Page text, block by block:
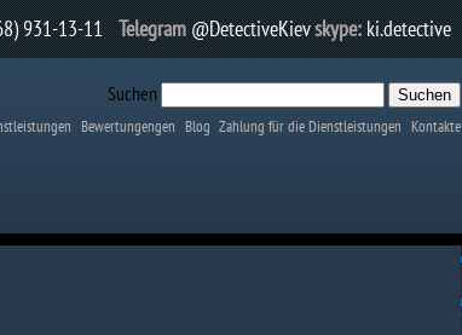
931-13-11 Telegram@DetectiveKievskype:ki.detective
Suchen
Bewertungengen Blog Zahlung für die Dienstleistungen Kontakte